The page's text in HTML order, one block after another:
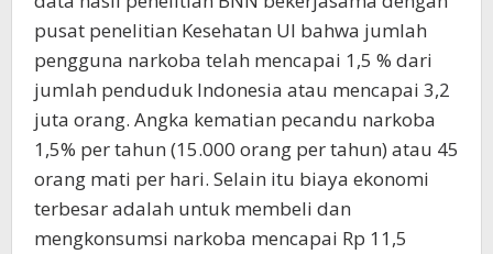
pusat penelitian Kesehatan UI bahwa jumlah
pengguna narkoba telah mencapai 1,5 % dari
jumlah penduduk Indonesia atau mencapai 3,2
juta orang. Angka kematian pecandu narkoba
1,5% per tahun (15.000 orang per tahun) atau 45
orang mati per hari. Selain itu biaya ekonomi
terbesar adalah untuk membeli dan
mengkonsumsi narkoba mencapai Rp 11,5